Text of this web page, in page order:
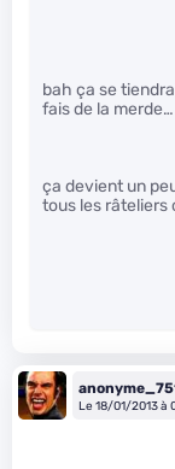
bah ça se
fais de la
ça devient un
tous les râteliers
Le 18/01/2013 à